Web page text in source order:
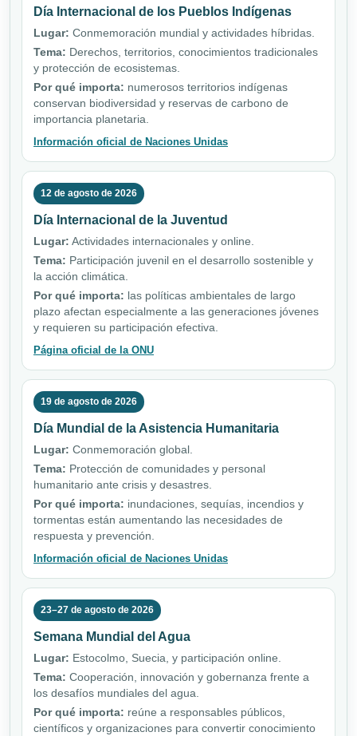
Día Internacional de los Pueblos Indígenas
Lugar: Conmemoración mundial y actividades híbridas.
Tema: Derechos, territorios, conocimientos tradicionales
y protección de ecosistemas.
Por qué importa: numerosos territorios indígenas
conservan biodiversidad y reservas de carbono de
importancia planetaria.
Información oficial de Naciones Unidas
12 de agosto de 2026
Día Internacional de la Juventud
Lugar: Actividades internacionales y online.
Tema: Participación juvenil en el desarrollo sostenible y
la acción climática.
Por qué importa: las políticas ambientales de largo
plazo afectan especialmente a las generaciones jóvenes
y requieren su participación efectiva.
Página oficial de la ONU
19 de agosto de 2026
Día Mundial de la Asistencia Humanitaria
Lugar: Conmemoración global.
Tema: Protección de comunidades y personal
humanitario ante crisis y desastres.
Por qué importa: inundaciones, sequías, incendios y
tormentas están aumentando las necesidades de
respuesta y prevención.
Información oficial de Naciones Unidas
23–27 de agosto de 2026
Semana Mundial del Agua
Lugar: Estocolmo, Suecia, y participación online.
Tema: Cooperación, innovación y gobernanza frente a
los desafíos mundiales del agua.
Por qué importa: reúne a responsables públicos,
científicos y organizaciones para convertir conocimiento